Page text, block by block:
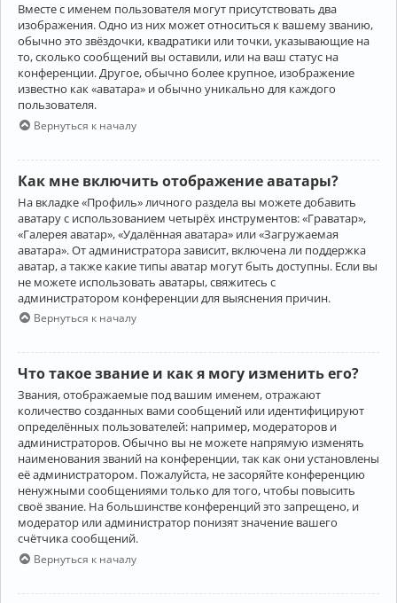
Вместе с именем пользователя могут присутствовать два
изображения. Одно из них может относиться к вашему званию,
обычно это звёздочки, квадратики или точки, указывающие на
то, сколько сообщений вы оставили, или на ваш статус на
конференции. Другое, обычно более крупное, изображение
известно как «аватара» и обычно уникально для каждого
пользователя.
Вернуться к началу
Как мне включить отображение аватары?
На вкладке «Профиль» личного раздела вы можете добавить
аватару с использованием четырёх инструментов: «Граватар»,
«Галерея аватар», «Удалённая аватара» или «Загружаемая
аватара». От администратора зависит, включена ли поддержка
аватар, а также какие типы аватар могут быть доступны. Если вы
не можете использовать аватары, свяжитесь с
администратором конференции для выяснения причин.
Вернуться к началу
Что такое звание и как я могу изменить его?
Звания, отображаемые под вашим именем, отражают
количество созданных вами сообщений или идентифицируют
определённых пользователей: например, модераторов и
администраторов. Обычно вы не можете напрямую изменять
наименования званий на конференции, так как они установлены
её администратором. Пожалуйста, не засоряйте конференцию
ненужными сообщениями только для того, чтобы повысить
своё звание. На большинстве конференций это запрещено, и
модератор или администратор понизят значение вашего
счётчика сообщений.
Вернуться к началу